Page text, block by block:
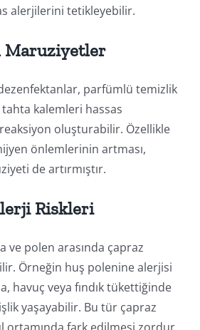
alerjilerini tetikleyebilir.
Maruziyetler
parfümlü temizlik
kalemleri hassas
oluşturabilir. Özellikle
önlemlerinin artması,
de artırmıştır.
Riskleri
ve polen arasında çapraz
Örneğin huş polenine alerjisi
havuç veya fındık tükettiğinde
yaşayabilir. Bu tür çapraz